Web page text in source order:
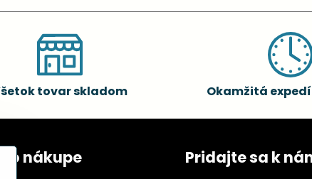
tovar skladom Okamžitá
o nákupe Pridajte sa k